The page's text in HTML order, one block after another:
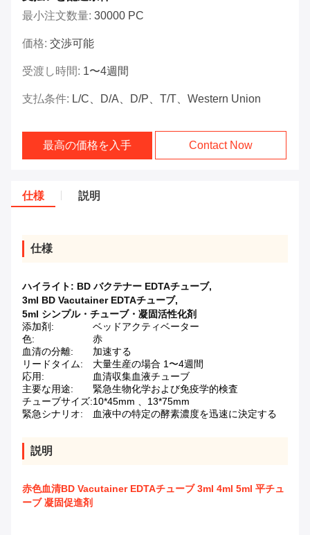
最小注文数量: 30000 PC
価格: 交渉可能
受渡し時間: 1〜4週間
支払条件: L/C、D/A、D/P、T/T、Western Union
最高の価格を入手 Contact Now
仕様 説明
仕様
ハイライト: BD バクテナー EDTAチューブ,
3ml BD Vacutainer EDTAチューブ,
5ml シンプル・チューブ・凝固活性化剤
添加剤:
ベッドアクティベーター
色:
赤
血清の分離:
加速する
リードタイム:
大量生産の場合 1〜4週間
応用:
血清収集血液チューブ
主要な用途:
緊急生物化学および免疫学的検査
チューブサイズ:10*45mm 、13*75mm
緊急シナリオ:
血液中の特定の酵素濃度を迅速に決定する
説明
赤色血清BD Vacutainer EDTAチューブ 3ml 4ml 5ml 平チュ
ーブ 凝固促進剤